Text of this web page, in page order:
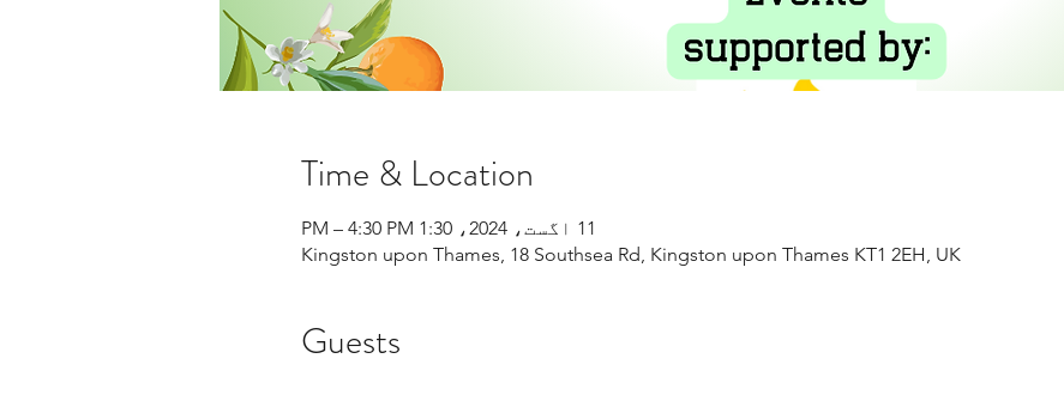
Time & Location
11 اگست، 2024، 1:30 PM – 4:30 PM
Kingston upon Thames, 18 Southsea Rd, Kingston upon Thames KT1 2EH, UK
Guests